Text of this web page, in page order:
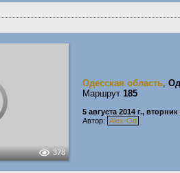
378
Одесская область,
Маршрут 185
5 августа 2014 г., вторник
Автор: Alex-Od